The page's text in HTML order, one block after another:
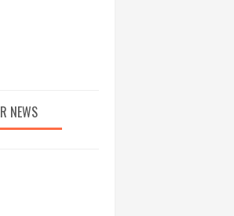
NEWS